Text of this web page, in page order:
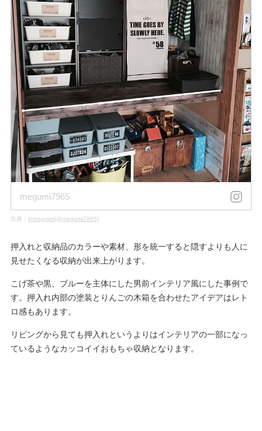
megumi7965
出典： instagram(@megumi7965)
押入れと収納品のカラーや素材、形を統一すると隠すよりも人に
見せたくなる収納が出来上がります。
こげ茶や黒、ブルーを主体にした男前インテリア風にした事例で
す。押入れ内部の塗装とりんごの木箱を合わせたアイデアはレト
ロ感もあります。
リビングから見ても押入れというよりはインテリアの一部になっ
ているようなカッコイイおもちゃ収納となります。